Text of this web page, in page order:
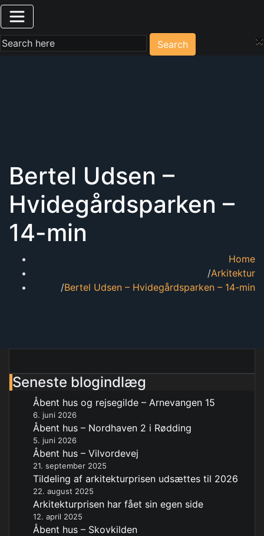
×
Search
Bertel Udsen –
Hvidegårdsparken –
14-min
Home
Arkitektur
Bertel Udsen – Hvidegårdsparken – 14-min
Seneste blogindlæg
Åbent hus og rejsegilde – Arnevangen 15
6. juni 2026
Åbent hus – Nordhaven 2 i Rødding
5. juni 2026
Åbent hus – Vilvordevej
21. september 2025
Tildeling af arkitekturprisen udsættes til 2026
22. august 2025
Arkitekturprisen har fået sin egen side
12. april 2025
Åbent hus – Skovkilden